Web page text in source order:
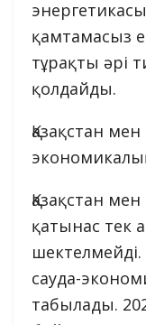
қамтамасыз
тұрақты әрі
қолдайды.
Қазақстан
Қазақстан
қатынас тек
шектелмейді.
сауда-
табылады.